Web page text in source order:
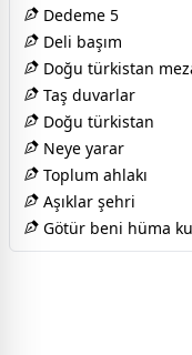
Dedeme 5
Deli başım
Doğu türkistan
Taş duvarlar
Doğu türkistan
Neye yarar
Toplum ahlakı
Aşıklar şehri
Götür beni hüma